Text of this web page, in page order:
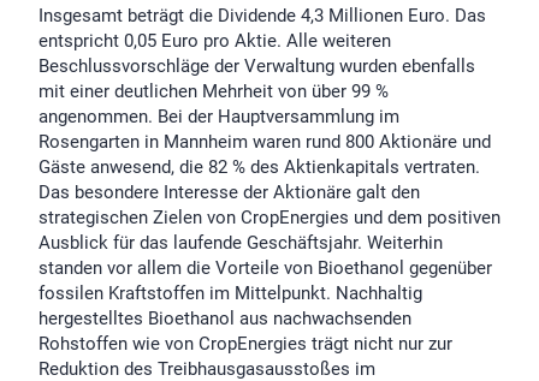
Insgesamt beträgt die Dividende 4,3 Millionen Euro. Das
entspricht 0,05 Euro pro Aktie. Alle weiteren
Beschlussvorschläge der Verwaltung wurden ebenfalls
mit einer deutlichen Mehrheit von über 99 %
angenommen. Bei der Hauptversammlung im
Rosengarten in Mannheim waren rund 800 Aktionäre und
Gäste anwesend, die 82 % des Aktienkapitals vertraten.
Das besondere Interesse der Aktionäre galt den
strategischen Zielen von CropEnergies und dem positiven
Ausblick für das laufende Geschäftsjahr. Weiterhin
standen vor allem die Vorteile von Bioethanol gegenüber
fossilen Kraftstoffen im Mittelpunkt. Nachhaltig
hergestelltes Bioethanol aus nachwachsenden
Rohstoffen wie von CropEnergies trägt nicht nur zur
Reduktion des Treibhausgasausstoßes im